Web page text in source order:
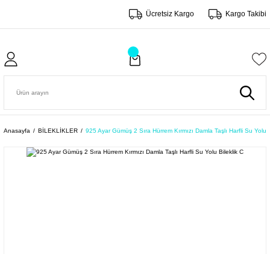
Ücretsiz Kargo Kargo Takibi
Anasayfa BİLEKLİKLER 925 Ayar Gümüş 2 Sıra Hürrem Kırmızı Damla Taşlı Harfli Su Yolu